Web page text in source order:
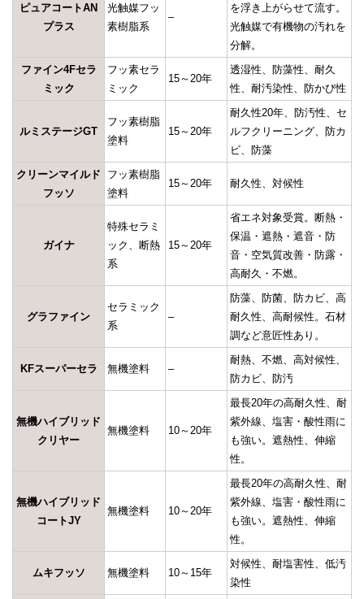
ピュアコートAN
プラス
光触媒フッ
素樹脂系
–
を浮き上がらせて流す。
光触媒で有機物の汚れを
分解。
ファイン4Fセラ
ミック
フッ素セラ
ミック
15～20年
透湿性、防藻性、耐久
性、耐汚染性、防かび性
ルミステージGT
フッ素樹脂
塗料
15～20年
耐久性20年、防汚性、セ
ルフクリーニング、防カ
ビ、防藻
クリーンマイルド
フッソ
フッ素樹脂
塗料
15～20年 耐久性、対候性
ガイナ
特殊セラミ
ック、断熱
系
15～20年
省エネ対象受賞。断熱・
保温・遮熱・遮音・防
音・空気質改善・防露・
高耐久・不燃。
グラファイン
セラミック
系
–
防藻、防菌、防カビ、高
耐久性、高耐候性。石材
調など意匠性あり。
KFスーパーセラ 無機塗料 –
耐熱、不燃、高対候性、
防カビ、防汚
無機ハイブリッド
クリヤー
無機塗料 10～20年
最長20年の高耐久性、耐
紫外線、塩害・酸性雨に
も強い。遮熱性、伸縮
性。
無機ハイブリッド
コートJY
無機塗料 10～20年
最長20年の高耐久性、耐
紫外線、塩害・酸性雨に
も強い。遮熱性、伸縮
性。
ムキフッソ 無機塗料 10～15年
対候性、耐塩害性、低汚
染性